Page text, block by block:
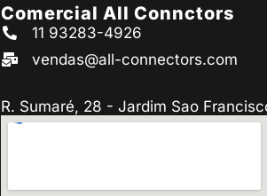
Comercial All Connctors
11 93283-4926
vendas@all-connectors.com
R. Sumaré, 28 - Jardim Sao